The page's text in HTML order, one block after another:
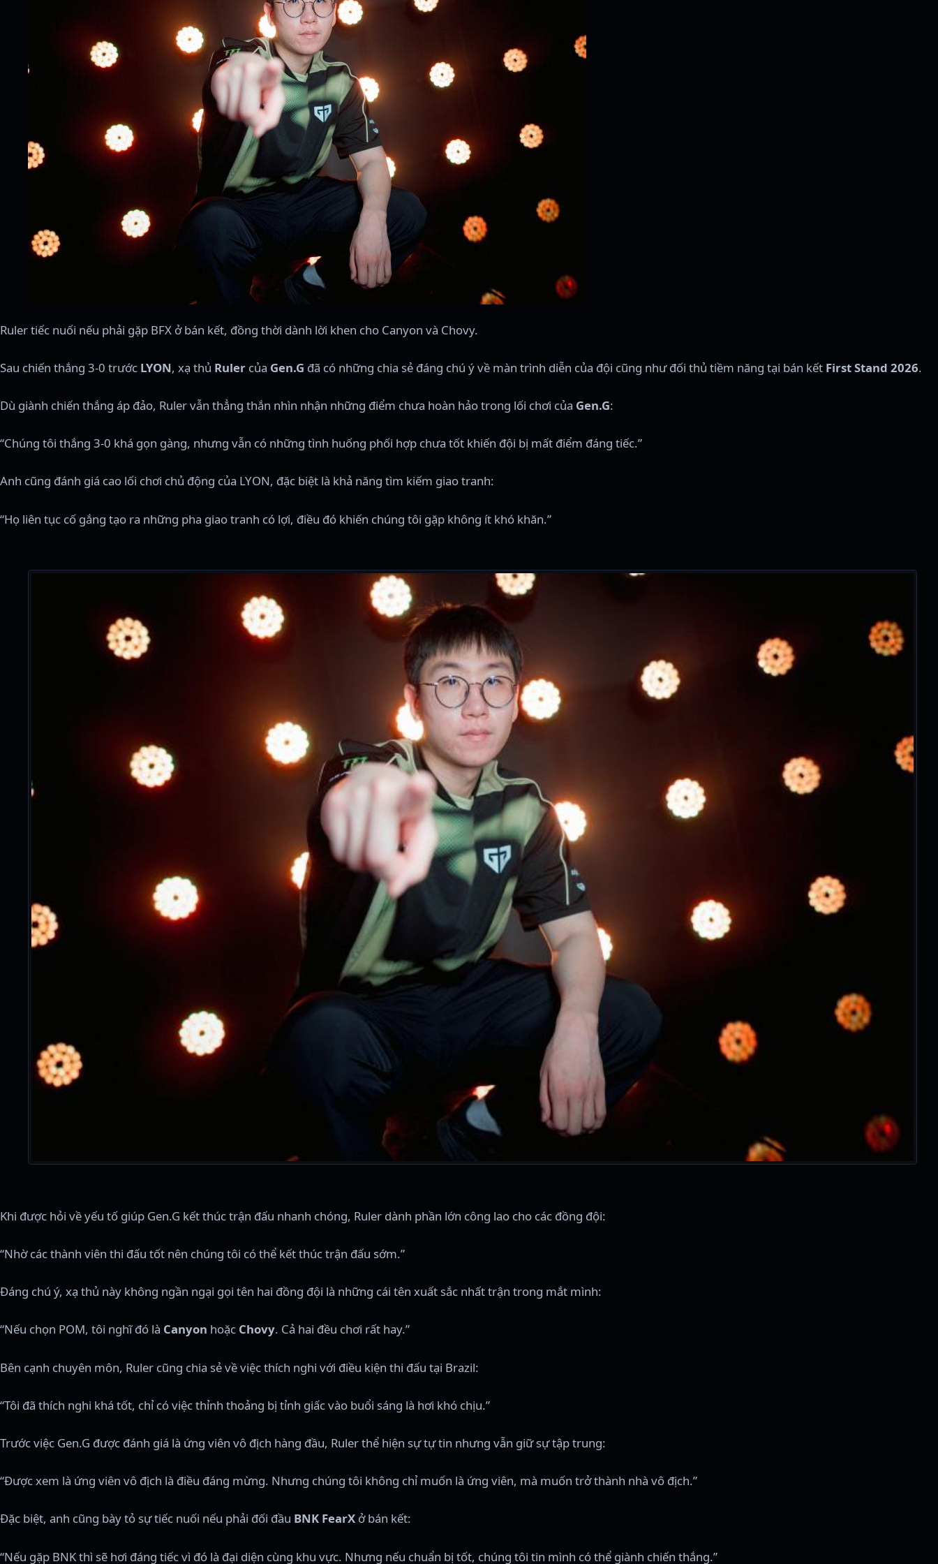
Ruler tiếc nuối nếu phải gặp BFX ở bán kết, đồng thời dành lời khen cho Canyon và Chovy.
Sau chiến thắng 3-0 trước LYON, xạ thủ Ruler của Gen.G đã có những chia sẻ đáng chú ý về màn trình diễn của đội cũng như đối thủ tiềm năng tại bán kết First Stand 2026.
Dù giành chiến thắng áp đảo, Ruler vẫn thẳng thắn nhìn nhận những điểm chưa hoàn hảo trong lối chơi của Gen.G:
“Chúng tôi thắng 3-0 khá gọn gàng, nhưng vẫn có những tình huống phối hợp chưa tốt khiến đội bị mất điểm đáng tiếc.”
Anh cũng đánh giá cao lối chơi chủ động của LYON, đặc biệt là khả năng tìm kiếm giao tranh:
“Họ liên tục cố gắng tạo ra những pha giao tranh có lợi, điều đó khiến chúng tôi gặp không ít khó khăn.”
Khi được hỏi về yếu tố giúp Gen.G kết thúc trận đấu nhanh chóng, Ruler dành phần lớn công lao cho các đồng đội:
“Nhờ các thành viên thi đấu tốt nên chúng tôi có thể kết thúc trận đấu sớm.”
Đáng chú ý, xạ thủ này không ngần ngại gọi tên hai đồng đội là những cái tên xuất sắc nhất trận trong mắt mình:
“Nếu chọn POM, tôi nghĩ đó là Canyon hoặc Chovy. Cả hai đều chơi rất hay.”
Bên cạnh chuyên môn, Ruler cũng chia sẻ về việc thích nghi với điều kiện thi đấu tại Brazil:
“Tôi đã thích nghi khá tốt, chỉ có việc thỉnh thoảng bị tỉnh giấc vào buổi sáng là hơi khó chịu.”
Trước việc Gen.G được đánh giá là ứng viên vô địch hàng đầu, Ruler thể hiện sự tự tin nhưng vẫn giữ sự tập trung:
“Được xem là ứng viên vô địch là điều đáng mừng. Nhưng chúng tôi không chỉ muốn là ứng viên, mà muốn trở thành nhà vô địch.”
Đặc biệt, anh cũng bày tỏ sự tiếc nuối nếu phải đối đầu BNK FearX ở bán kết:
“Nếu gặp BNK thì sẽ hơi đáng tiếc vì đó là đại diện cùng khu vực. Nhưng nếu chuẩn bị tốt, chúng tôi tin mình có thể giành chiến thắng.”